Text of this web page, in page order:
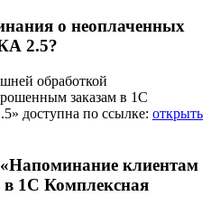
о неоплаченных
2.5?
обработкой
заказам в 1С
доступна по ссылке: открыть
клиентам
1С Комплексная